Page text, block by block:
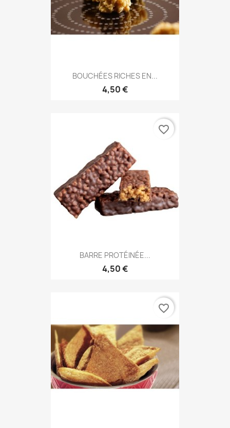
BOUCHÉES RICHES EN...
4,50 €
BARRE PROTÉINÉE...
4,50 €
favorite_border
favorite_border